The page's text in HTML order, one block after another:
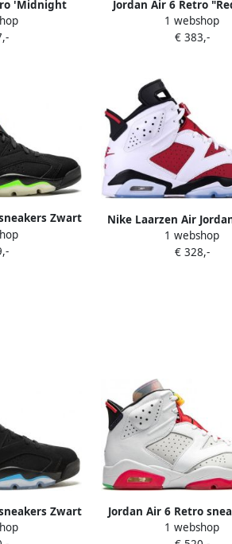
'Midnight
Wit
Jordan Air 6 Retro
sneakers Wit
1 webshop
€ 383,-
Zwart
Nike Laarzen Air
Carmine 2021
1 webshop
€ 328,-
Zwart
Jordan Air 6 Retro
1 webshop